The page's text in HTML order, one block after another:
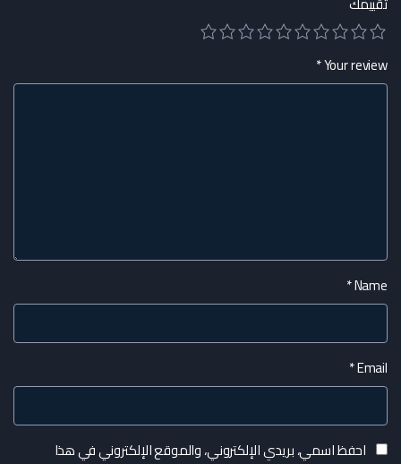
Your review
*
Name
*
Email
*
احفظ اسمي، بريدي الإلكتروني، والموقع الإلكتروني في هذا